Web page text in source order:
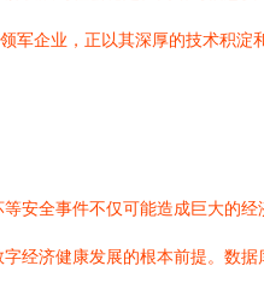
军企业，正以其深厚的技术积
安全事件不仅可能造成巨大的
济健康发展的根本前提。数据